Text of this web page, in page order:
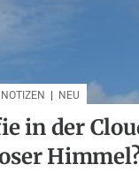
NEU
in der